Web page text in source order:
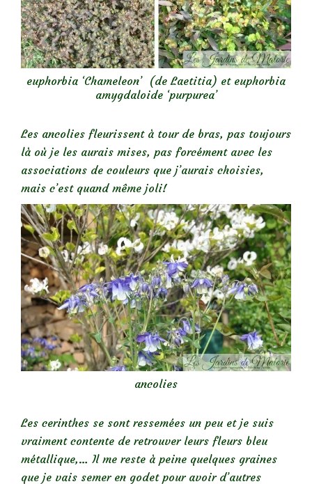
euphorbia ‘Chameleon’ (de Laetitia) et euphorbia
amygdaloide ‘purpurea’
Les ancolies fleurissent à tour de bras, pas toujours
là où je les aurais mises, pas forcément avec les
associations de couleurs que j’aurais choisies,
mais c’est quand même joli!
ancolies
Les cerinthes se sont ressemées un peu et je suis
vraiment contente de retrouver leurs fleurs bleu
métallique,… Il me reste à peine quelques graines
que je vais semer en godet pour avoir d’autres